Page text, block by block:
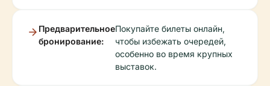
Предварительное
бронирование:
Покупайте билеты онлайн,
чтобы избежать очередей,
особенно во время крупных
выставок.